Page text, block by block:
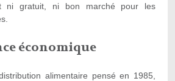
ni gratuit, ni bon marché pour les
économique
alimentaire pensé en 1985,